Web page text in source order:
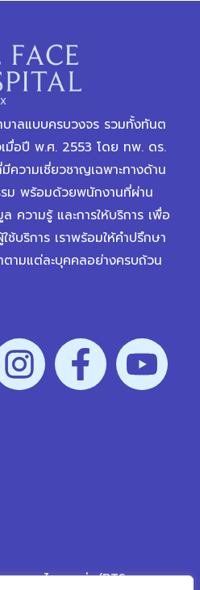
าลแบบครบวงจร รวมทั้งทันต
มื่อปี พ.ศ. 2553 โดย ทพ. ดร.
วามเชี่ยวชาญเฉพาะทางด้าน
ม พร้อมด้วยพนักงานที่ผ่าน
ความรู้ และการให้บริการ เพื่อ
บริการ เราพร้อมให้คำปรึกษา
ามแต่ละบุคคลอย่างครบถ้วน
รพญาไทพลาซ่า (BTS